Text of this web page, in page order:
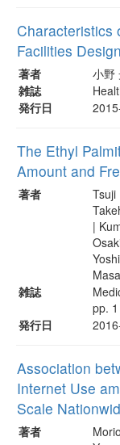
Characteristics
Facilities
著者
小野
雑誌
発行日
The Ethyl
Amount and
著者
Tsuji
|
雑誌
pp.
発行日
Association
Internet Use
Scale
著者